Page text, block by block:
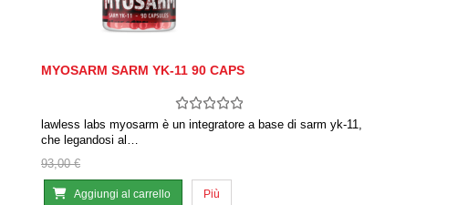
MYOSARM SARM YK-11 90 CAPS
lawless labs myosarm è un integratore a base di sarm yk-11,
che legandosi al…
93,00 €
Aggiungi al carrello Più